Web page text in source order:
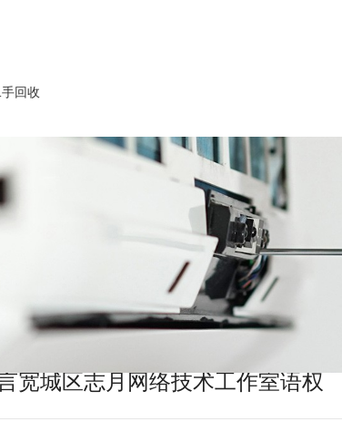
手回收
宽城区志月网络技术工作室语权